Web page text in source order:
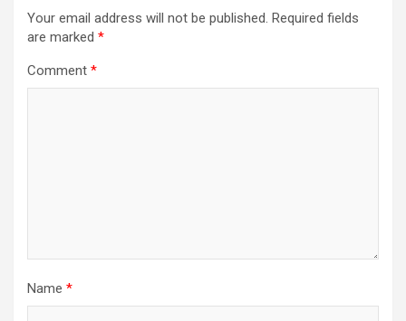
Your email address will not be published. Required fields
are marked *
Comment *
Name *